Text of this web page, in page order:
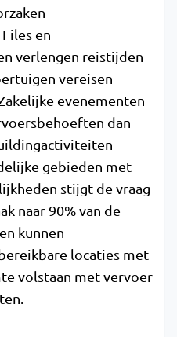
Files en
verlengen reistijden
vereisen
evenementen
dan
gebieden met
stijgt de vraag
naar 90% van de
kunnen
locaties met
volstaan met vervoer